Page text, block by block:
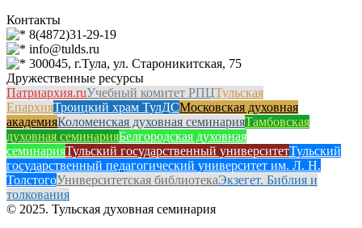
Контакты
8(4872)31-29-19
info@tulds.ru
300045, г.Тула, ул. Староникитская, 75
Дружественные ресурсы
Патриархия.ruУчебный комитет РПЦТульская
ЕпархияТроицкий храм ТулДСМосковская духовная
академияКоломенская духовная семинарияТамбовская
духовная семинарияБелгородская духовная
семинарияТульский государственный университетТульский
государственный педагогический университет им. Л. Н.
ТолстогоУниверситетская библиотекаЭкзегет. Библия и
толкования
© 2025. Тульская духовная семинария